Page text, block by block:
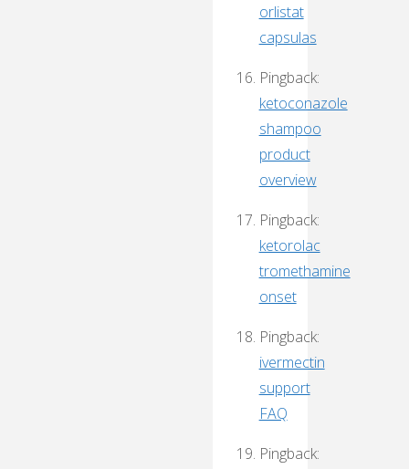
orlistat
capsulas
Pingback:
ketoconazole
shampoo
product
overview
Pingback:
ketorolac
tromethamine
onset
Pingback:
ivermectin
support
FAQ
Pingback: